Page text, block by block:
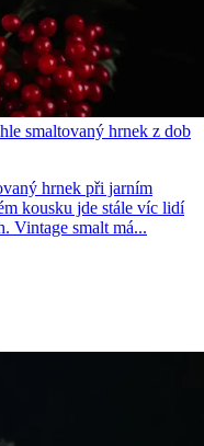
smaltovaný hrnek z dob
hrnek při jarním
kousku jde stále víc lidí
Vintage smalt má...